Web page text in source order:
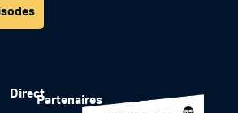
DirectPartenaires